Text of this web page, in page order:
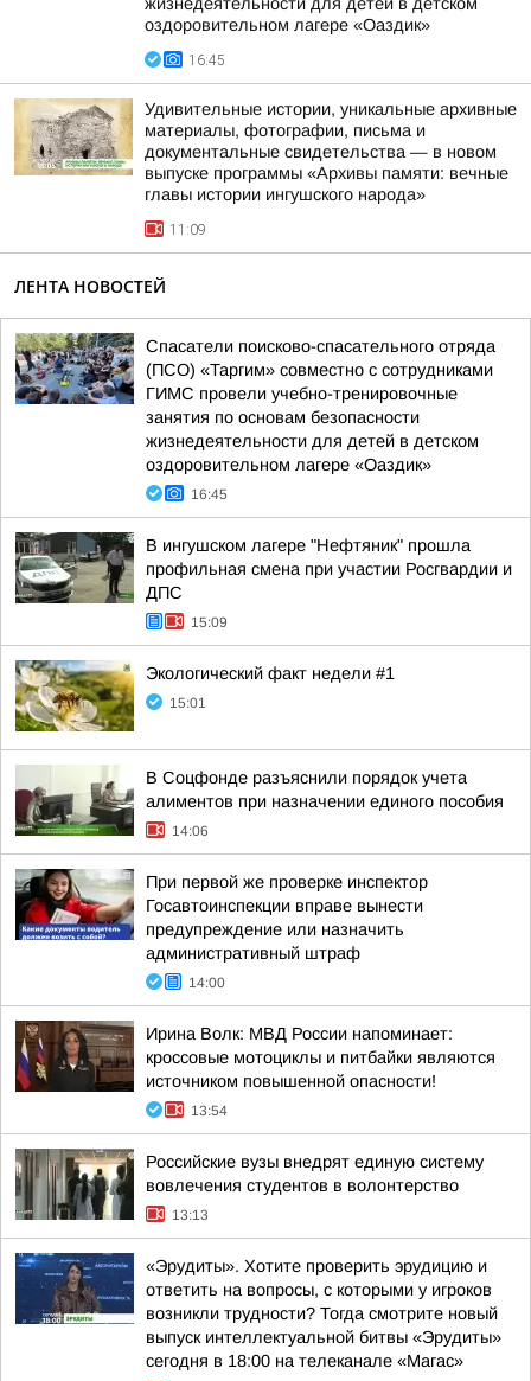
оздоровительном лагере «Оаздик»
16:45
Удивительные истории, уникальные архивные
материалы, фотографии, письма и
документальные свидетельства — в новом
выпуске программы «Архивы памяти: вечные
главы истории ингушского народа»
11:09
ЛЕНТА НОВОСТЕЙ
Спасатели поисково-спасательного отряда
(ПСО) «Таргим» совместно с сотрудниками
ГИМС провели учебно-тренировочные
занятия по основам безопасности
жизнедеятельности для детей в детском
оздоровительном лагере «Оаздик»
16:45
В ингушском лагере "Нефтяник" прошла
профильная смена при участии Росгвардии и
ДПС
15:09
Экологический факт недели #1
15:01
В Соцфонде разъяснили порядок учета
алиментов при назначении единого пособия
14:06
При первой же проверке инспектор
Госавтоинспекции вправе вынести
предупреждение или назначить
административный штраф
14:00
Ирина Волк: МВД России напоминает:
кроссовые мотоциклы и питбайки являются
источником повышенной опасности!
13:54
Российские вузы внедрят единую систему
вовлечения студентов в волонтерство
13:13
«Эрудиты». Хотите проверить эрудицию и
ответить на вопросы, с которыми у игроков
возникли трудности? Тогда смотрите новый
выпуск интеллектуальной битвы «Эрудиты»
сегодня в 18:00 на телеканале «Магас»